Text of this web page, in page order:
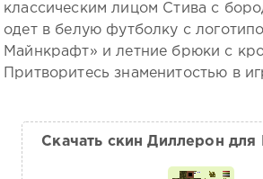
классическим лицом Стива с
одет в белую футболку с
Майнкрафт» и летние брюки с
Притворитесь знаменитостью в
Скачать скин Диллерон для